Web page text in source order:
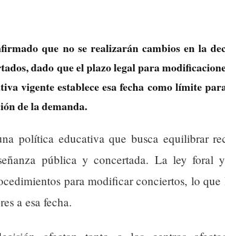
que no se realizarán cambios en la
dado que el plazo legal para
vigente establece esa fecha como límite
de la demanda.
política educativa que busca equilibrar
pública y concertada. La ley foral
para modificar conciertos, lo
a esa fecha.